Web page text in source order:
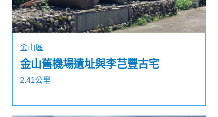
金山區
金山舊機場遺址與李芑豐古宅
2.41公里